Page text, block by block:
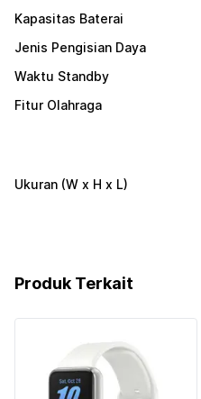
Kapasitas Baterai
Jenis Pengisian Daya
Waktu Standby
Fitur Olahraga
Ukuran (W x H x L)
Produk Terkait